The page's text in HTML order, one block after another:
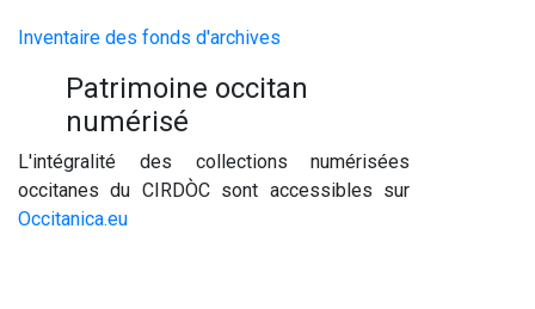
Inventaire des fonds d'archives
Patrimoine occitan
numérisé
L'intégralité des collections numérisées
occitanes du CIRDÒC sont accessibles sur
Occitanica.eu